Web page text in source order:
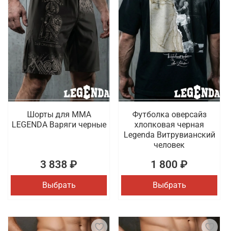
Шорты для MMA
LEGENDA Варяги черные
3 838 ₽
Выбрать
Футболка оверсайз
хлопковая черная
Legenda Витрувианский
человек
1 800 ₽
Выбрать